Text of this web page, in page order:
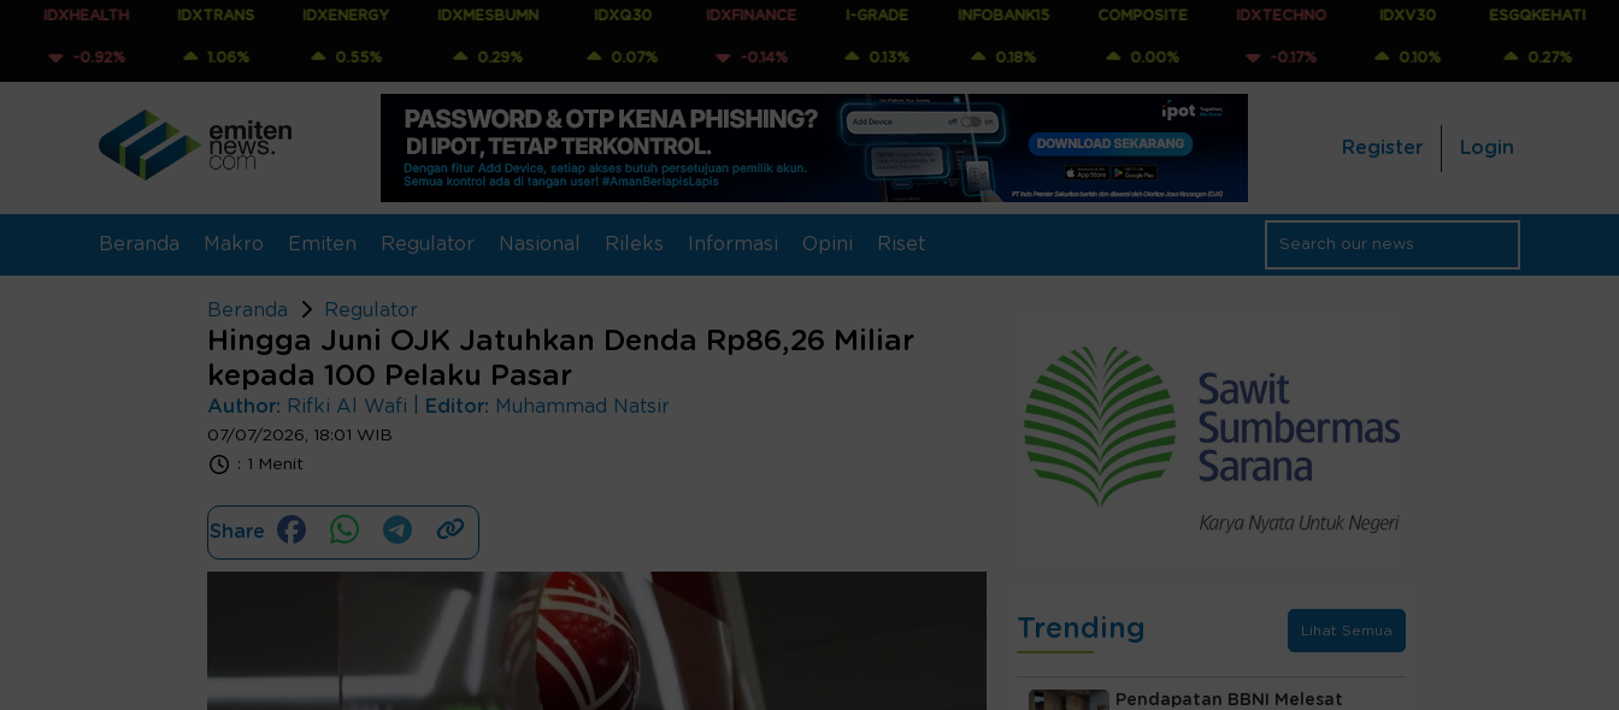
IDXTRANS
1.06%
IDXENERGY
0.55%
IDXMESBUMN IDXQ30
0.07%
IDXFINANCE
-0.14%
I-GRADE
0.13%
INFOBANK15
0.18%
COMPOSITE IDXTECHNO
-0.17%
IDXV30
0.10%
ESGQKEHATI
0.27%
Register Login
Beranda Makro Emiten Regulator Nasional Rileks Informasi Opini Riset
Beranda Regulator
Hingga Juni OJK Jatuhkan Denda Rp86,26 Miliar
kepada 100 Pelaku Pasar
Author: Rifki Al Wafi Editor: Muhammad Natsir
07/07/2026, 18:01 WIB
: 1 Menit
Share
Trending Lihat Semua
Pendapatan BBNI Melesat